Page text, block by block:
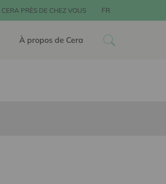
CERA PRÈS DE CHEZ VOUS FR
À propos de Cera